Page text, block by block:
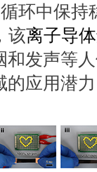
环中保持
该离子导
和发声等
的应用潜